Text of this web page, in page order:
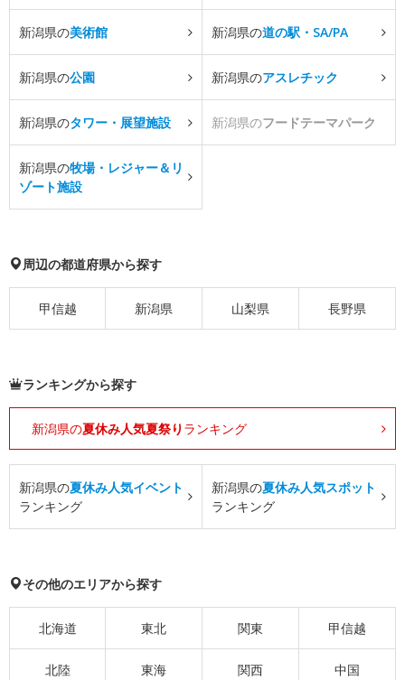
新潟県の美術館 新潟県の道の駅・SA/PA
新潟県の公園 新潟県のアスレチック
新潟県のタワー・展望施設 新潟県のフードテーマパーク
新潟県の牧場・レジャー＆リ
ゾート施設
周辺の都道府県から探す
甲信越 新潟県 山梨県 長野県
ランキングから探す
新潟県の夏休み人気夏祭り ランキング
新潟県の夏休み人気イベント
ランキング
新潟県の夏休み人気スポット
ランキング
その他のエリアから探す
北海道 東北 関東 甲信越
北陸 東海 関西 中国